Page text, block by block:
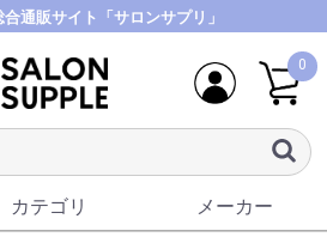
通販サイト「サロンサプリ」
0
カテゴリ メーカー